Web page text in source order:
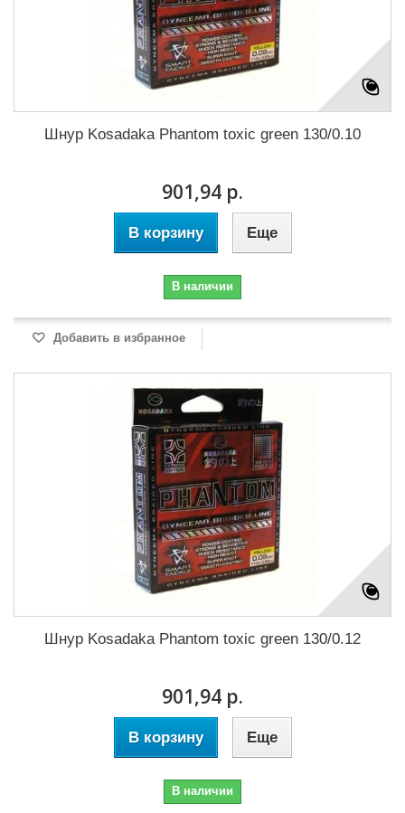
Шнур Kosadaka Phantom toxic green 130/0.10
901,94 р.
В корзину Еще
В наличии
Добавить в избранное
Шнур Kosadaka Phantom toxic green 130/0.12
901,94 р.
В корзину Еще
В наличии